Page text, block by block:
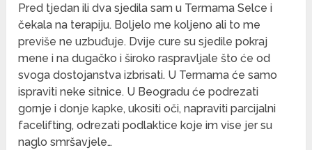
Pred tjedan ili dva sjedila sam u Termama Selce i
čekala na terapiju. Boljelo me koljeno ali to me
previše ne uzbuđuje. Dvije cure su sjedile pokraj
mene i na dugačko i široko raspravljale što će od
svoga dostojanstva izbrisati. U Termama će samo
ispraviti neke sitnice. U Beogradu će podrezati
gornje i donje kapke, ukositi oči, napraviti parcijalni
facelifting, odrezati podlaktice koje im vise jer su
naglo smršavjele…